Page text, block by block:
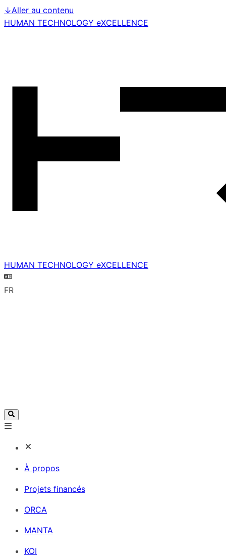
↓Aller au contenu
HUMAN TECHNOLOGY eXCELLENCE
HUMAN TECHNOLOGY eXCELLENCE
FR
À propos
Projets financés
ORCA
MANTA
KOI